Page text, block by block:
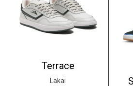
Terrace
Lakai